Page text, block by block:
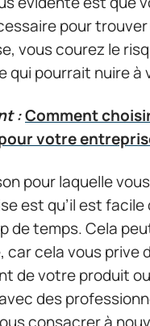
pour
vous courez le
qui pourrait nuire
:Comment
votre
pour laquelle
est qu’il est facile
de temps. Cela
car cela vous
de votre produit
des
consacrer à